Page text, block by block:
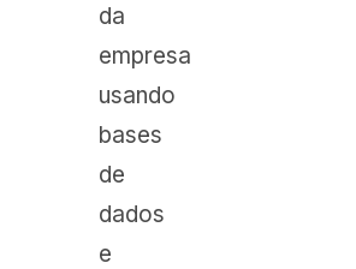
da
empresa
usando
bases
de
dados
e